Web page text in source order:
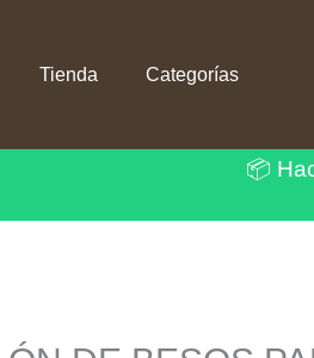
Tienda Categorías
📦